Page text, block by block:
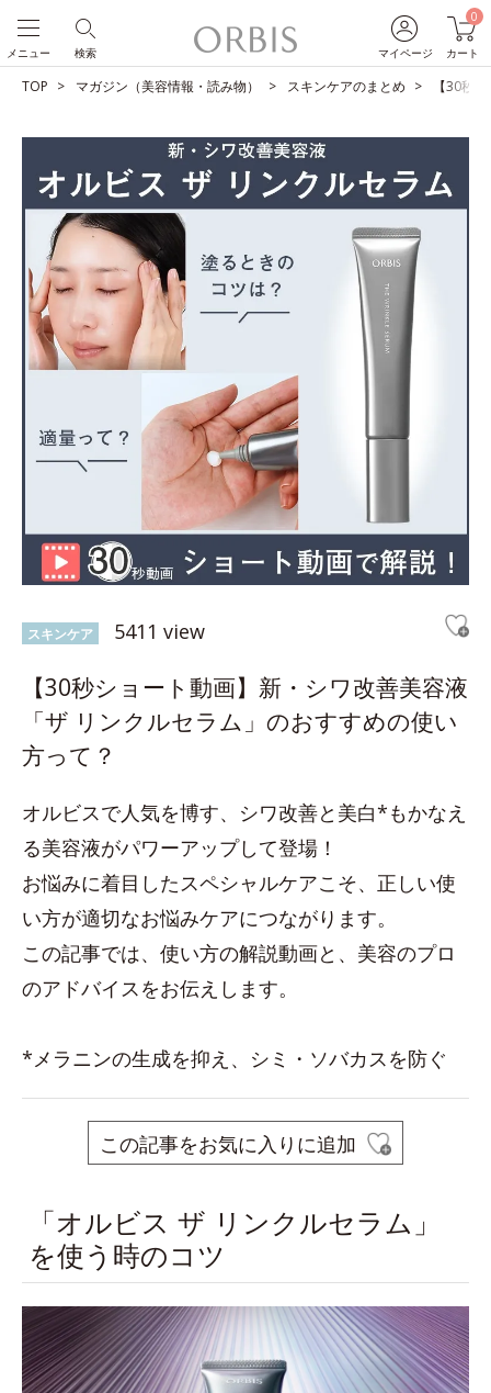
マイページ
0
カート
検索
メニュー
TOP マガジン（美容情報・読み物） スキンケアのまとめ 【30秒
スキンケア 5411 view
【30秒ショート動画】新・シワ改善美容液
「ザ リンクルセラム」のおすすめの使い
方って？
オルビスで人気を博す、シワ改善と美白*もかなえ
る美容液がパワーアップして登場！
お悩みに着目したスペシャルケアこそ、正しい使
い方が適切なお悩みケアにつながります。
この記事では、使い方の解説動画と、美容のプロ
のアドバイスをお伝えします。
*メラニンの生成を抑え、シミ・ソバカスを防ぐ
この記事をお気に入りに追加
「オルビス ザ リンクルセラム」
を使う時のコツ